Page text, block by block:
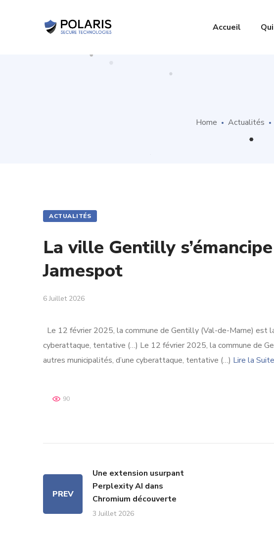
Accueil
Home Actualités
ACTUALITÉS
La ville Gentilly
Jamespot
6 Juillet 2026
Le 12 février 2025, la commune de Gentilly (Val-de-Marne) est
cyberattaque, tentative (…) Le 12 février 2025, la commune de
autres municipalités, d’une cyberattaque, tentative (…) Lire la Suite
90
PREV
Une extension usurpant
Perplexity AI dans
Chromium découverte
3 Juillet 2026